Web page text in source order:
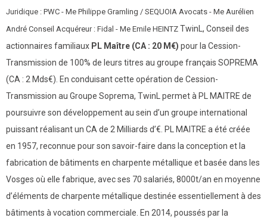
Juridique : PWC - Me Philippe Gramling / SEQUOIA Avocats - Me Aurélien
André Conseil Acquéreur : Fidal - Me Emile HEINTZ TwinL, Conseil des
actionnaires familiaux PL Maître (CA : 20 M€) pour la Cession-
Transmission de 100% de leurs titres au groupe français SOPREMA
(CA : 2 Mds€). En conduisant cette opération de Cession-
Transmission au Groupe Soprema, TwinL permet à PL MAITRE de
poursuivre son développement au sein d’un groupe international
puissant réalisant un CA de 2 Milliards d’€. PL MAITRE a été créée
en 1957, reconnue pour son savoir-faire dans la conception et la
fabrication de bâtiments en charpente métallique et basée dans les
Vosges où elle fabrique, avec ses 70 salariés, 8000t/an en moyenne
d’éléments de charpente métallique destinée essentiellement à des
bâtiments à vocation commerciale. En 2014, poussés par la